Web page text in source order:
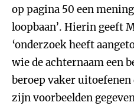
op pagina 50 een
loopbaan’. Hierin geeft
‘onderzoek heeft
wie de achternaam een
beroep vaker uitoefenen
zijn voorbeelden